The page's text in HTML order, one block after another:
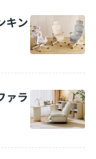
キン
ァラ